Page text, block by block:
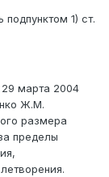
1) ст.
марта 2004
Ж.М.
размера
пределы